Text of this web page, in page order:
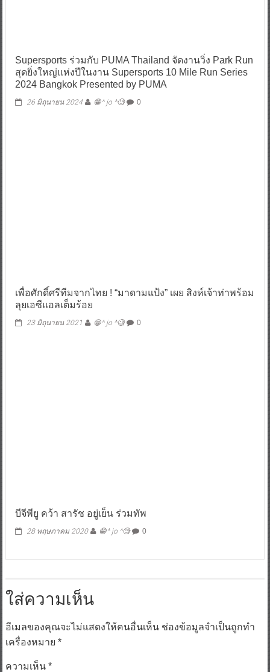
Supersports ร่วมกับ PUMA Thailand จัดงานวิ่ง Park Run
สุดยิ่งใหญ่แห่งปีในงาน Supersports 10 Mile Run Series
2024 Bangkok Presented by PUMA
26 มิถุนายน 2024 😁^ jo ^🧐 0
เพื่อศักดิ์ศรีทีมจากไทย ! “มาดามแป้ง” เผย สิงห์เจ้าท่าพร้อม
ลุยเอซีแอลเต็มร้อย
23 มิถุนายน 2021 😁^ jo ^🧐 0
บีจีพียู คว้า สารัช อยู่เย็น ร่วมทัพ
28 พฤษภาคม 2020 😁^ jo ^🧐 0
ใส่ความเห็น
อีเมลของคุณจะไม่แสดงให้คนอื่นเห็น ช่องข้อมูลจำเป็นถูกทำ
เครื่องหมาย *
ความเห็น *